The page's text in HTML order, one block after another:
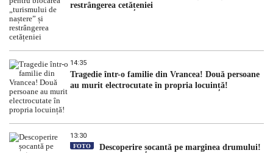
restrângerea cetățeniei
14:35
Tragedie într-o familie din Vrancea! Două persoane
au murit electrocutate în propria locuință!
13:30
FOTO
Descoperire șocantă pe marginea drumului!